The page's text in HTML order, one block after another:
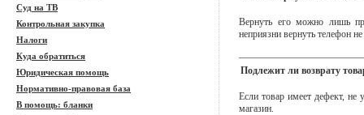
Суд на ТВ
Контрольная закупка
Налоги
Куда обратиться
Юридическая помощь
Нормативно-правовая база
В помощь: бланки
Вернуть его можно лишь
неприязни вернуть телефон
Подлежит ли возврату
Если товар имеет дефект, не
магазин.